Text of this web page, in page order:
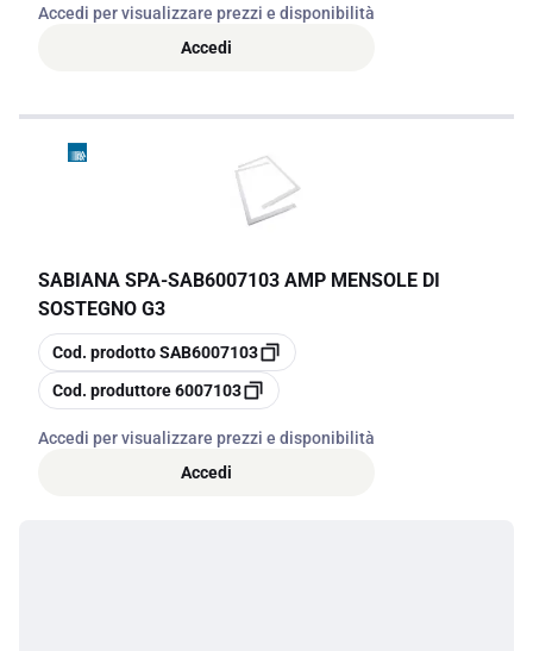
Accedi per visualizzare prezzi e disponibilità
Accedi
SABIANA SPA-SAB6007103 AMP MENSOLE DI
SOSTEGNO G3
copia
Cod. prodottoSAB6007103
copia
Cod. produttore6007103
Accedi per visualizzare prezzi e disponibilità
Accedi